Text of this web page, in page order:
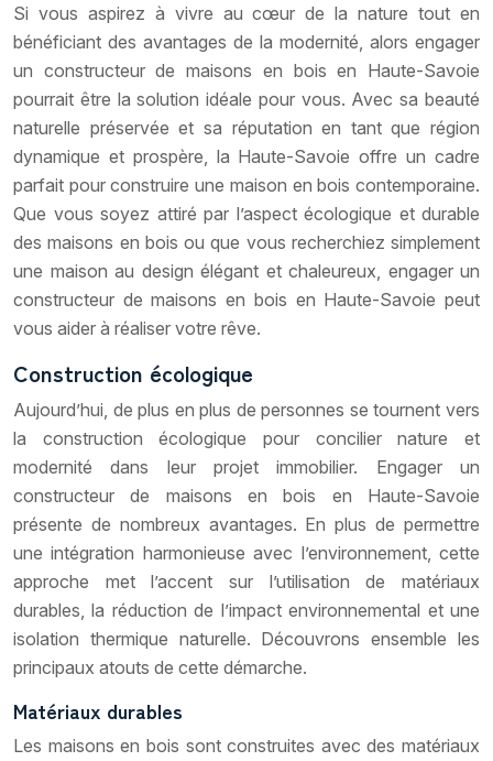
Si vous aspirez à vivre au cœur de la nature tout en
bénéficiant des avantages de la modernité, alors engager
un constructeur de maisons en bois en Haute-Savoie
pourrait être la solution idéale pour vous. Avec sa beauté
naturelle préservée et sa réputation en tant que région
dynamique et prospère, la Haute-Savoie offre un cadre
parfait pour construire une maison en bois contemporaine.
Que vous soyez attiré par l’aspect écologique et durable
des maisons en bois ou que vous recherchiez simplement
une maison au design élégant et chaleureux, engager un
constructeur de maisons en bois en Haute-Savoie peut
vous aider à réaliser votre rêve.
Construction écologique
Aujourd’hui, de plus en plus de personnes se tournent vers
la construction écologique pour concilier nature et
modernité dans leur projet immobilier. Engager un
constructeur de maisons en bois en Haute-Savoie
présente de nombreux avantages. En plus de permettre
une intégration harmonieuse avec l’environnement, cette
approche met l’accent sur l’utilisation de matériaux
durables, la réduction de l’impact environnemental et une
isolation thermique naturelle. Découvrons ensemble les
principaux atouts de cette démarche.
Matériaux durables
Les maisons en bois sont construites avec des matériaux